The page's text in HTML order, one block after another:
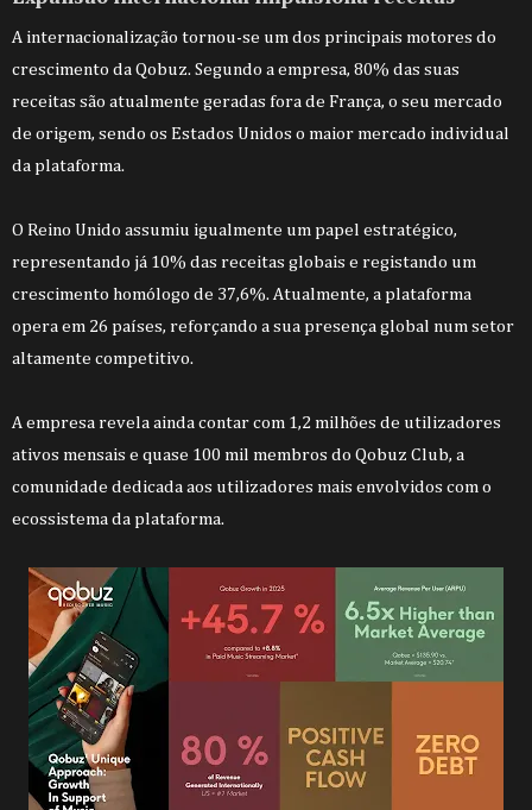
A internacionalização tornou-se um dos principais motores do
crescimento da Qobuz. Segundo a empresa, 80% das suas
receitas são atualmente geradas fora de França, o seu mercado
de origem, sendo os Estados Unidos o maior mercado individual
da plataforma.
O Reino Unido assumiu igualmente um papel estratégico,
representando já 10% das receitas globais e registando um
crescimento homólogo de 37,6%. Atualmente, a plataforma
opera em 26 países, reforçando a sua presença global num setor
altamente competitivo.
A empresa revela ainda contar com 1,2 milhões de utilizadores
ativos mensais e quase 100 mil membros do Qobuz Club, a
comunidade dedicada aos utilizadores mais envolvidos com o
ecossistema da plataforma.